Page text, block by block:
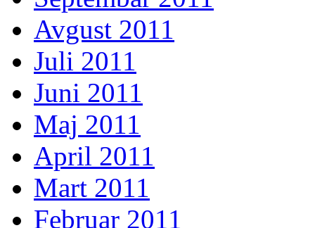
Avgust 2011
Juli 2011
Juni 2011
Maj 2011
April 2011
Mart 2011
Februar 2011